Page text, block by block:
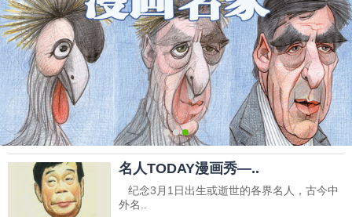
012
名人TODAY漫画秀—..
纪念3月1日出生或逝世的各界名人，古今中
外名..